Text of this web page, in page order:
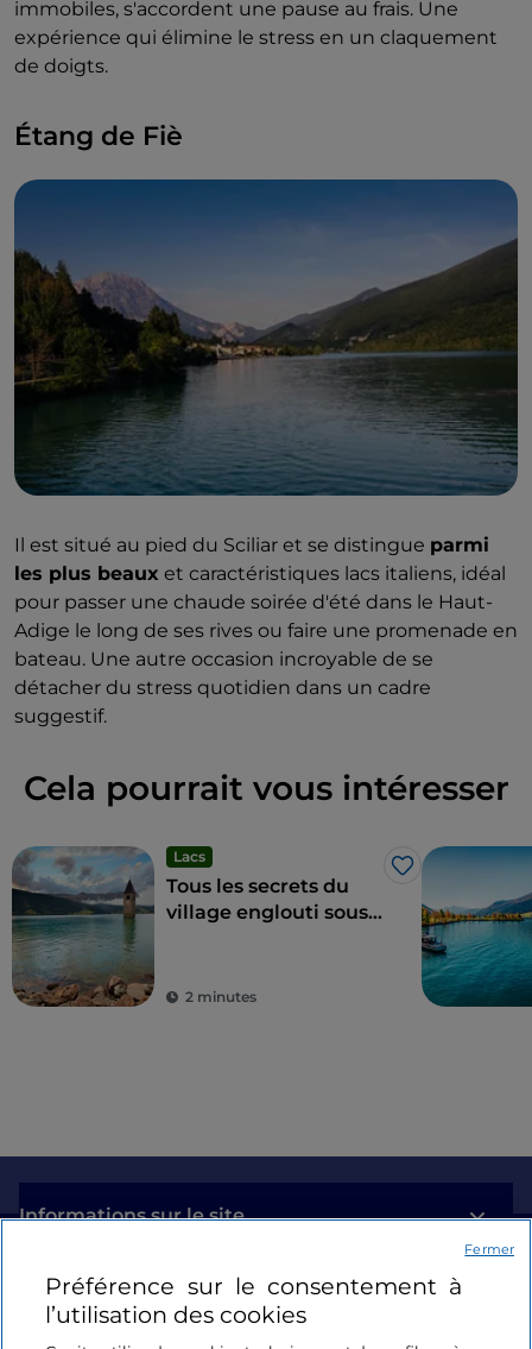
immobiles, s'accordent une pause au frais. Une
expérience qui élimine le stress en un claquement
de doigts.
Étang de Fiè
Il est situé au pied du Sciliar et se distingue parmi
les plus beaux et caractéristiques lacs italiens, idéal
pour passer une chaude soirée d'été dans le Haut-
Adige le long de ses rives ou faire une promenade en
bateau. Une autre occasion incroyable de se
détacher du stress quotidien dans un cadre
suggestif.
Cela pourrait vous intéresser
Lacs
J’aime
Tous les secrets du
village englouti sous
2 minutes
Informations sur le site
Liens utiles
Préférence sur le consentement à
l’utilisation des cookies
Fermer